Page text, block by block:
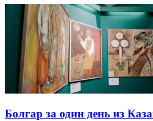
Болгар за один день из